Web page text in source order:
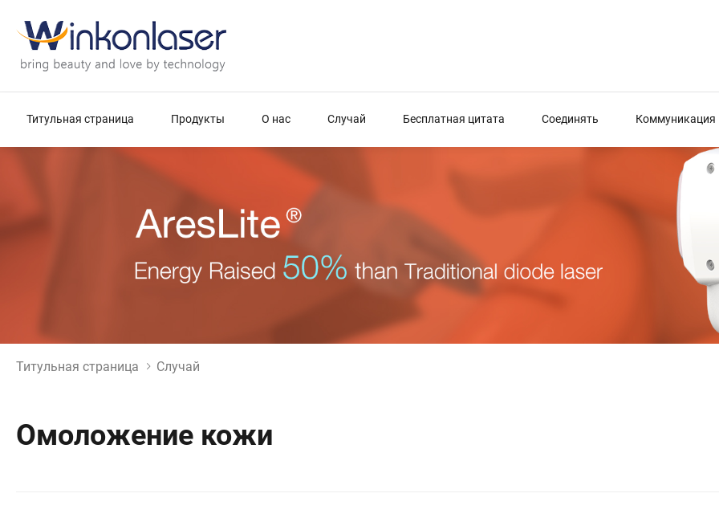
Титульная страница Продукты О нас Случай Бесплатная цитата Соединять Коммуникация
Титульная страница Случай
Омоложение кожи